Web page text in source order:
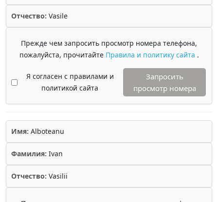
Отчество: Vasile
Прежде чем запросить просмотр номера телефона,
пожалуйста, прочитайте Правила и политику сайта .
Я согласен с правилами и
политикой сайта
Запросить
просмотр номера
Имя: Alboteanu
Фамилия: Ivan
Отчество: Vasilii